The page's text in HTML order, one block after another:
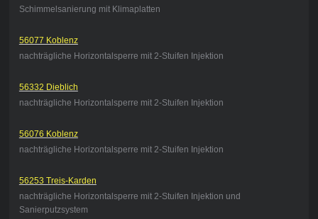
Schimmelsanierung mit Klimaplatten
56077 Koblenz
nachträgliche Horizontalsperre mit 2-Stuifen Injektion
56332 Dieblich
nachträgliche Horizontalsperre mit 2-Stuifen Injektion
56076 Koblenz
nachträgliche Horizontalsperre mit 2-Stuifen Injektion
56253 Treis-Karden
nachträgliche Horizontalsperre mit 2-Stuifen Injektion und
Sanierputzsystem